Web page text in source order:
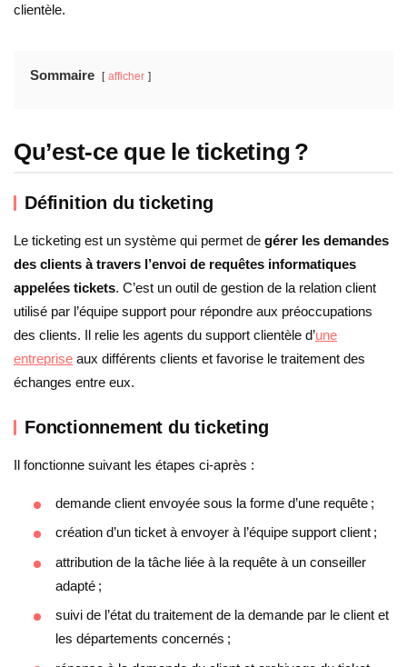
clientèle.
Sommaire afficher
Qu’est-ce que le ticketing ?
Définition du ticketing
Le ticketing est un système qui permet de gérer les demandes
des clients à travers l’envoi de requêtes informatiques
appelées tickets. C’est un outil de gestion de la relation client
utilisé par l’équipe support pour répondre aux préoccupations
des clients. Il relie les agents du support clientèle d’une
entreprise aux différents clients et favorise le traitement des
échanges entre eux.
Fonctionnement du ticketing
Il fonctionne suivant les étapes ci-après :
demande client envoyée sous la forme d’une requête ;
création d’un ticket à envoyer à l’équipe support client ;
attribution de la tâche liée à la requête à un conseiller
adapté ;
suivi de l’état du traitement de la demande par le client et
les départements concernés ;